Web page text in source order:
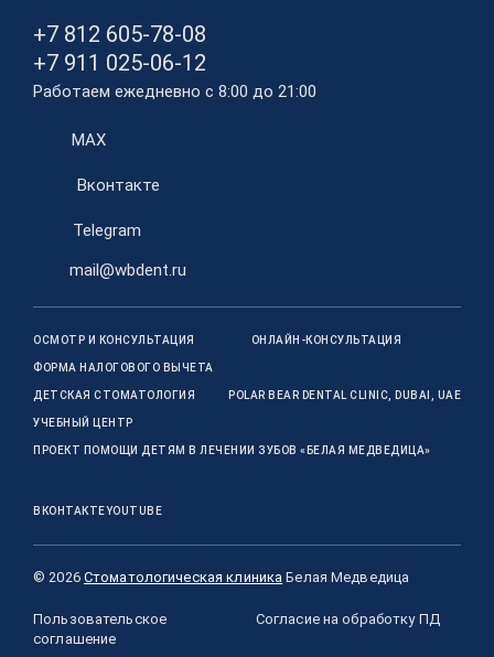
+7 812 605-78-08
+7 911 025-06-12
Работаем ежедневно с 8:00 до 21:00
MAX
Вконтакте
Telegram
mail@wbdent.ru
ОСМОТР И КОНСУЛЬТАЦИЯ ОНЛАЙН-КОНСУЛЬТАЦИЯ
ФОРМА НАЛОГОВОГО ВЫЧЕТА
ДЕТСКАЯ СТОМАТОЛОГИЯ POLAR BEAR DENTAL CLINIC, DUBAI, UAE
УЧЕБНЫЙ ЦЕНТР
ПРОЕКТ ПОМОЩИ ДЕТЯМ В ЛЕЧЕНИИ ЗУБОВ «БЕЛАЯ МЕДВЕДИЦА»
ВКОНТАКТЕYOUTUBE
© 2026 Стоматологическая клиника Белая Медведица
Пользовательское
соглашение
Согласие на обработку ПД